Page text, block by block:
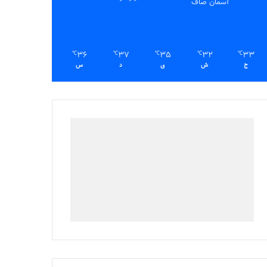
آسمان صاف
33
℃
ج
32
℃
ش
35
℃
ی
37
℃
د
36
℃
س